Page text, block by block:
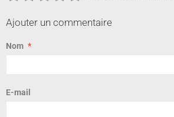
Ajouter un commentaire
Nom
E-mail